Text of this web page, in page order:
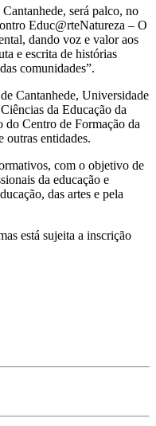
será palco, no
Educ@rteNatureza – O
dando voz e valor aos
e escrita de histórias
comunidades”.
Cantanhede, Universidade
da Educação da
Centro de Formação da
outras entidades.
com o objetivo de
da educação e
das artes e pela
está sujeita a inscrição